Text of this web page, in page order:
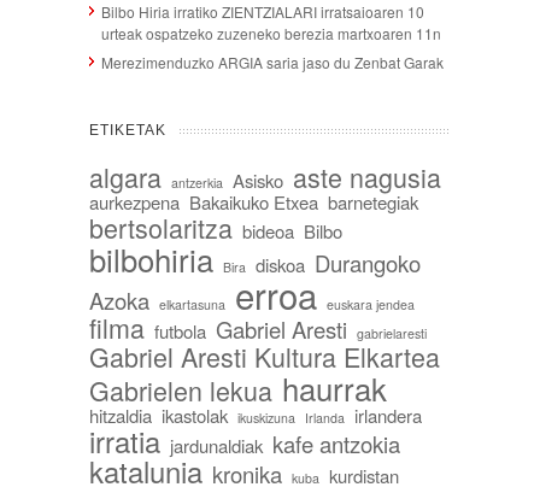
Bilbo Hiria irratiko ZIENTZIALARI irratsaioaren 10
urteak ospatzeko zuzeneko berezia martxoaren 11n
Merezimenduzko ARGIA saria jaso du Zenbat Garak
ETIKETAK
algara antzerkia Asisko aste nagusia
aurkezpena Bakaikuko Etxea barnetegiak
bertsolaritza bideoa Bilbo
bilbohiria Bira diskoa Durangoko
Azoka elkartasuna erroa euskara jendea
filma futbola Gabriel Aresti gabrielaresti
Gabriel Aresti Kultura Elkartea
Gabrielen lekua haurrak
hitzaldia ikastolak ikuskizuna Irlanda irlandera
irratia jardunaldiak kafe antzokia
katalunia kronika kuba kurdistan